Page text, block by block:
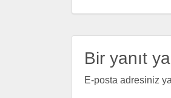
Bir yanıt
E-posta adresiniz